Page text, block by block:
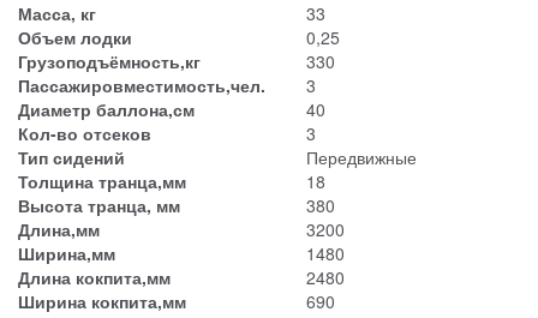
Масса, кг
33
Объем лодки
0,25
Грузоподъёмность,кг
330
Пассажировместимость,чел.
3
Диаметр баллона,см
40
Кол-во отсеков
3
Тип сидений
Передвижные
Толщина транца,мм
18
Высота транца, мм
380
Длина,мм
3200
Ширина,мм
1480
Длина кокпита,мм
2480
Ширина кокпита,мм
690